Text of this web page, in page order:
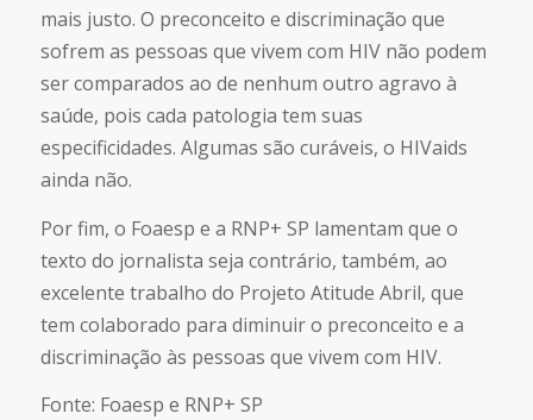
mais justo. O preconceito e discriminação que
sofrem as pessoas que vivem com HIV não podem
ser comparados ao de nenhum outro agravo à
saúde, pois cada patologia tem suas
especificidades. Algumas são curáveis, o HIVaids
ainda não.
Por fim, o Foaesp e a RNP+ SP lamentam que o
texto do jornalista seja contrário, também, ao
excelente trabalho do Projeto Atitude Abril, que
tem colaborado para diminuir o preconceito e a
discriminação às pessoas que vivem com HIV.
Fonte: Foaesp e RNP+ SP